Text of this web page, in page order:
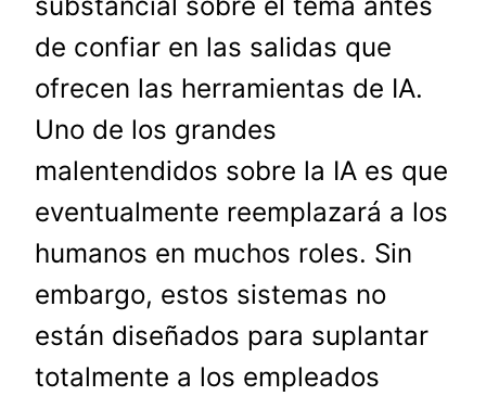
de confiar en las salidas que
ofrecen las herramientas de IA.
Uno de los grandes
malentendidos sobre la IA es que
eventualmente reemplazará a los
humanos en muchos roles. Sin
embargo, estos sistemas no
están diseñados para suplantar
totalmente a los empleados